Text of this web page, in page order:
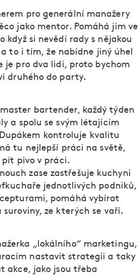
pro generální manažery
jako mentor. Pomáhá jim ve
když si nevědí rady s nějakou
to i tím, že nabídne jiný úhel
je pro dva lidi, proto bychom
druhého do party.
master bartender, každý týden
a spolu se svým létajícím
kontroluje kvalitu
tu nejlepší práci na světě,
pivo v práci.
zase zastřešuje kuchyni
jednotlivých podniků,
pomáhá vybírat
suroviny, ze kterých se vaří.
„lokálního“ marketingu,
nastavit strategii a taky
akce, jako jsou třeba